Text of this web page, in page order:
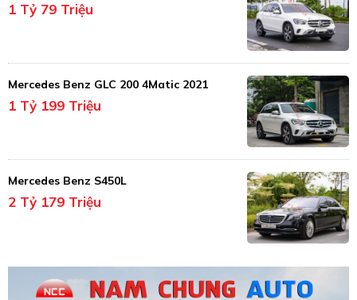
1 Tỷ 79 Triệu
Mercedes Benz GLC 200 4Matic 2021
1 Tỷ 199 Triệu
Mercedes Benz S450L
2 Tỷ 179 Triệu